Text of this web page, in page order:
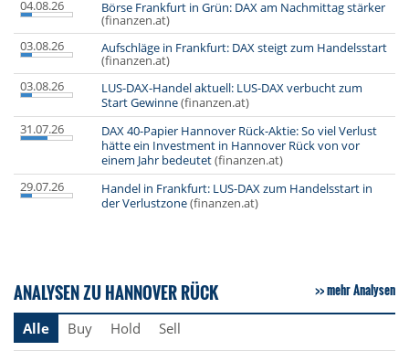
04.08.26 Börse Frankfurt in Grün: DAX am Nachmittag stärker
(finanzen.at)
03.08.26
Aufschläge in Frankfurt: DAX steigt zum Handelsstart
(finanzen.at)
03.08.26
LUS-DAX-Handel aktuell: LUS-DAX verbucht zum
Start Gewinne(finanzen.at)
31.07.26
DAX 40-Papier Hannover Rück-Aktie: So viel Verlust
hätte ein Investment in Hannover Rück von vor
einem Jahr bedeutet(finanzen.at)
29.07.26
Handel in Frankfurt: LUS-DAX zum Handelsstart in
der Verlustzone(finanzen.at)
ANALYSEN ZU HANNOVER RÜCK mehr Analysen
Alle Buy Hold Sell